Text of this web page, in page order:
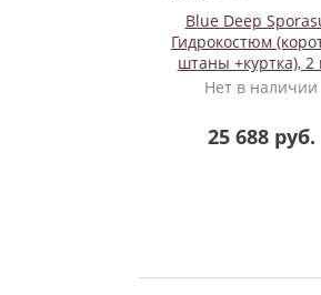
Blue Deep
Гидрокостюм
штаны +куртка), 2
Нет в наличии
25 688 руб.